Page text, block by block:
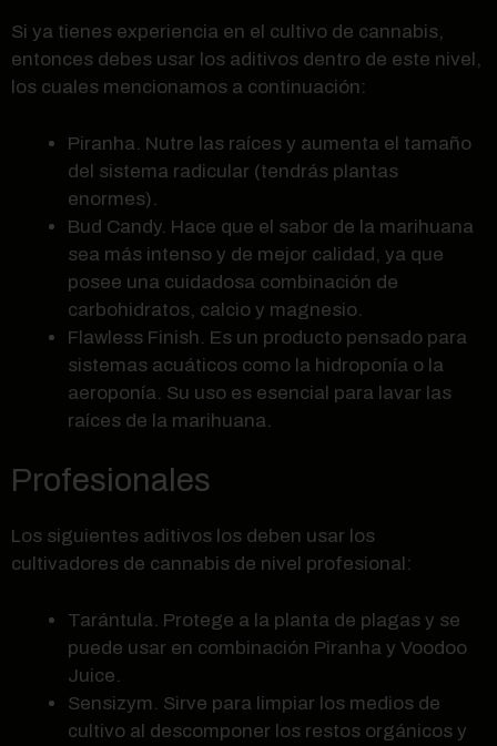
Si ya tienes experiencia en el cultivo de cannabis,
entonces debes usar los aditivos dentro de este nivel,
los cuales mencionamos a continuación:
Piranha. Nutre las raíces y aumenta el tamaño
del sistema radicular (tendrás plantas
enormes).
Bud Candy. Hace que el sabor de la marihuana
sea más intenso y de mejor calidad, ya que
posee una cuidadosa combinación de
carbohidratos, calcio y magnesio.
Flawless Finish. Es un producto pensado para
sistemas acuáticos como la hidroponía o la
aeroponía. Su uso es esencial para lavar las
raíces de la marihuana.
Profesionales
Los siguientes aditivos los deben usar los
cultivadores de cannabis de nivel profesional:
Tarántula. Protege a la planta de plagas y se
puede usar en combinación Piranha y Voodoo
Juice.
Sensizym. Sirve para limpiar los medios de
cultivo al descomponer los restos orgánicos y